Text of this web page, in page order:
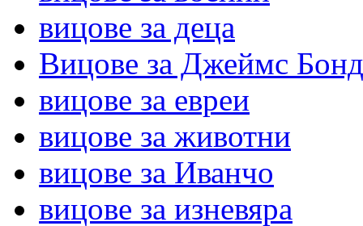
вицове за деца
Вицове за Джеймс Бонд
вицове за евреи
вицове за животни
вицове за Иванчо
вицове за изневяра